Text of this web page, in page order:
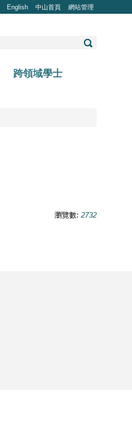
English 中山首頁 網站管理
跨領域學士
瀏覽數: 2732